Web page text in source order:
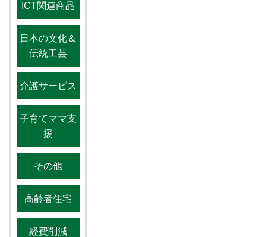
ICT関連商品
日本の文化＆
伝統工芸
介護サービス
子育てママ支
援
その他
高齢者住宅
経費削減